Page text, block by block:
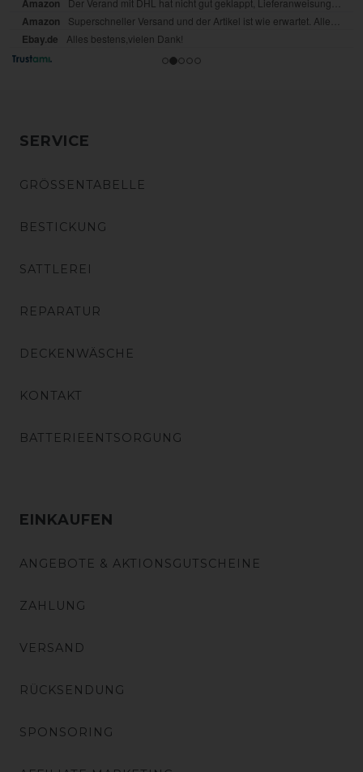
SERVICE
GRÖSSENTABELLE
BESTICKUNG
SATTLEREI
REPARATUR
DECKENWÄSCHE
KONTAKT
BATTERIEENTSORGUNG
EINKAUFEN
ANGEBOTE & AKTIONSGUTSCHEINE
ZAHLUNG
VERSAND
RÜCKSENDUNG
SPONSORING